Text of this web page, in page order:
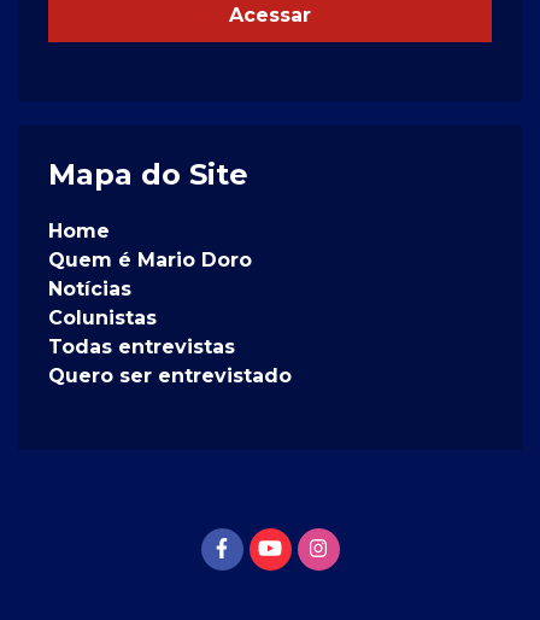
Acessar
Mapa do Site
Home
Quem é Mario Doro
Notícias
Colunistas
Todas entrevistas
Quero ser entrevistado